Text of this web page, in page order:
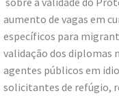
aumento de vagas em
específicos para
validação dos diplomas
agentes públicos em
solicitantes de refúgio,